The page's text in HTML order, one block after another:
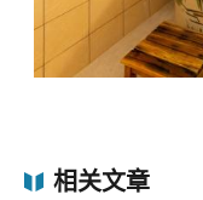
相关文章